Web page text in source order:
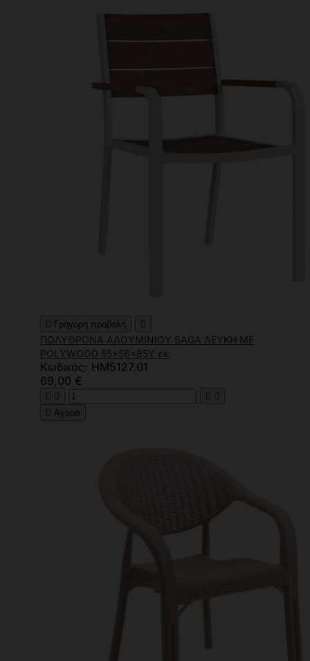
 Γρήγορη προβολή 
ΠΟΛΥΘΡΟΝΑ ΑΛΟΥΜΙΝΙΟΥ SAGA ΛΕΥΚΗ ΜΕ
POLYWOOD 55x56x85Υ εκ.
Κωδικός: HM5127.01
69,00 €
   
 Αγορά